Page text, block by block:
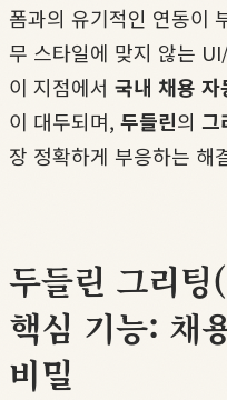
폼과의 유기적인 연동이
무 스타일에 맞지 않는
이 지점에서 국내 채용 자
이 대두되며, 두들린의 그
장 정확하게 부응하는 해
두들린 그리
핵심 기능: 채
비밀